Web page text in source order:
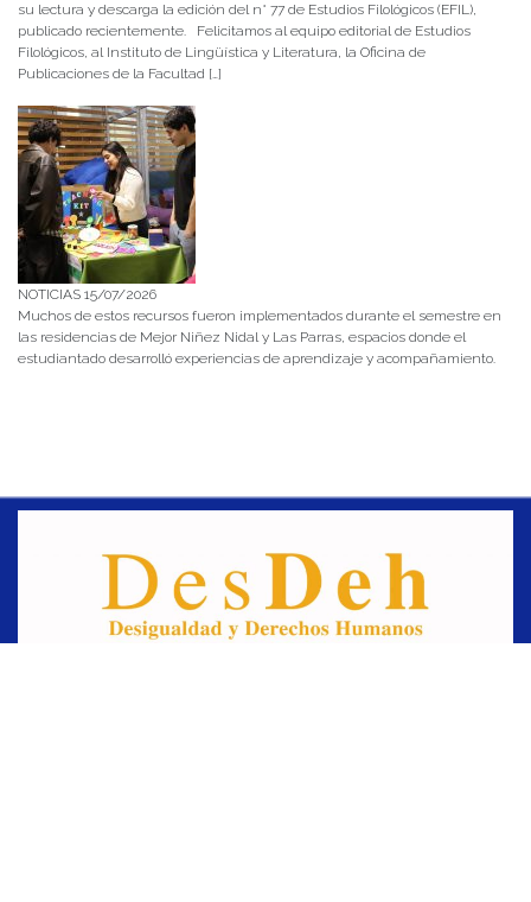
su lectura y descarga la edición del n° 77 de Estudios Filológicos (EFIL),
publicado recientemente. Felicitamos al equipo editorial de Estudios
Filológicos, al Instituto de Lingüística y Literatura, la Oficina de
Publicaciones de la Facultad […]
NOTICIAS 15/07/2026
Muchos de estos recursos fueron implementados durante el semestre en
las residencias de Mejor Niñez Nidal y Las Parras, espacios donde el
estudiantado desarrolló experiencias de aprendizaje y acompañamiento.